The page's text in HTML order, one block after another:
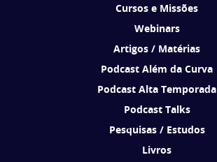
Cursos e Missões
Webinars
Artigos / Matérias
Podcast Além da Curva
Podcast Alta Temporada
Podcast Talks
Pesquisas / Estudos
Livros